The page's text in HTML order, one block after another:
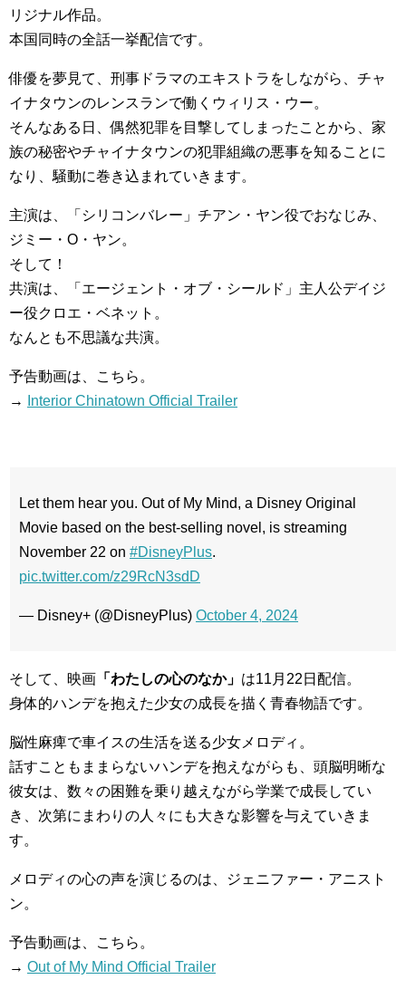
リジナル作品。
本国同時の全話一挙配信です。
俳優を夢見て、刑事ドラマのエキストラをしながら、チャ
イナタウンのレンスランで働くウィリス・ウー。
そんなある日、偶然犯罪を目撃してしまったことから、家
族の秘密やチャイナタウンの犯罪組織の悪事を知ることに
なり、騒動に巻き込まれていきます。
主演は、「シリコンバレー」チアン・ヤン役でおなじみ、
ジミー・O・ヤン。
そして！
共演は、「エージェント・オブ・シールド」主人公デイジ
ー役クロエ・ベネット。
なんとも不思議な共演。
予告動画は、こちら。
→
Interior Chinatown Official Trailer
Let them hear you. Out of My Mind, a Disney Original
Movie based on the best-selling novel, is streaming
November 22 on #DisneyPlus.
pic.twitter.com/z29RcN3sdD
— Disney+ (@DisneyPlus) October 4, 2024
そして、映画 「わたしの心のなか」 は11月22日配信。
身体的ハンデを抱えた少女の成長を描く青春物語です。
脳性麻痺で車イスの生活を送る少女メロディ。
話すこともままらないハンデを抱えながらも、頭脳明晰な
彼女は、数々の困難を乗り越えながら学業で成長してい
き、次第にまわりの人々にも大きな影響を与えていきま
す。
メロディの心の声を演じるのは、ジェニファー・アニスト
ン。
予告動画は、こちら。
→ Out of My Mind Official Trailer